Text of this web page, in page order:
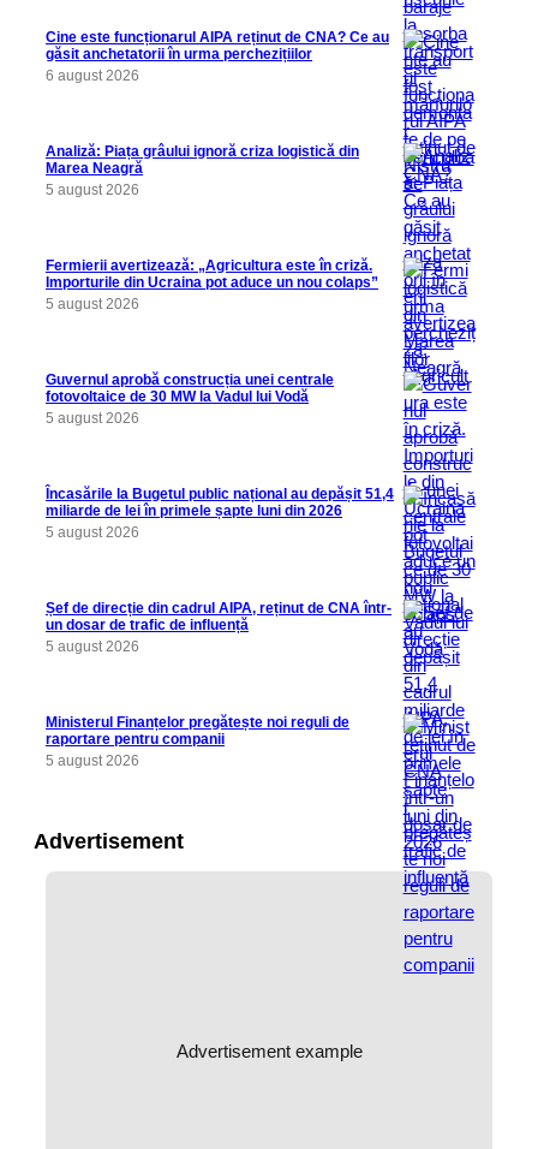
Cine este funcționarul AIPA reținut de CNA? Ce au
găsit anchetatorii în urma perchezițiilor
6 august 2026
Analiză: Piața grâului ignoră criza logistică din
Marea Neagră
5 august 2026
Fermierii avertizează: „Agricultura este în criză.
Importurile din Ucraina pot aduce un nou colaps”
5 august 2026
Guvernul aprobă construcția unei centrale
fotovoltaice de 30 MW la Vadul lui Vodă
5 august 2026
Încasările la Bugetul public național au depășit 51,4
miliarde de lei în primele șapte luni din 2026
5 august 2026
Șef de direcție din cadrul AIPA, reținut de CNA într-
un dosar de trafic de influență
5 august 2026
Ministerul Finanțelor pregătește noi reguli de
raportare pentru companii
5 august 2026
Advertisement
Advertisement example